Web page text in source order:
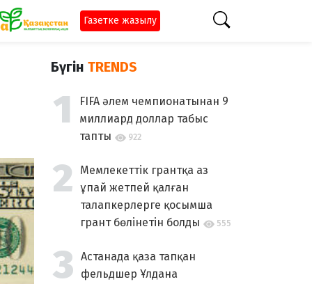
Газетке жазылу
Бүгін TRENDS
FIFA әлем чемпионатынан 9
миллиард доллар табыс
тапты
922
Мемлекеттік грантқа аз
ұпай жетпей қалған
талапкерлерге қосымша
грант бөлінетін болды
555
Астанада қаза тапқан
фельдшер Ұлдана